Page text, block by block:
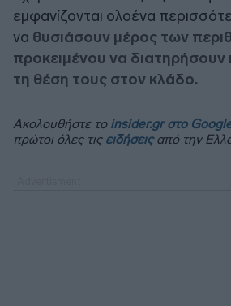
εμφανίζονται ολοένα
να θυσιάσουν μέρος των
προκειμένου να διατηρήσουν
τη θέση τους στον κλάδο.
Ακολουθήστε το insider.gr στο
πρώτοι όλες τις ειδήσειςαπό την